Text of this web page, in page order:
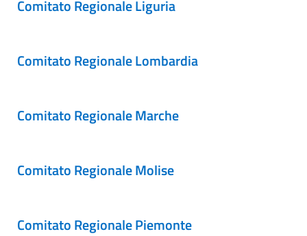
Comitato Regionale Liguria
Comitato Regionale Lombardia
Comitato Regionale Marche
Comitato Regionale Molise
Comitato Regionale Piemonte